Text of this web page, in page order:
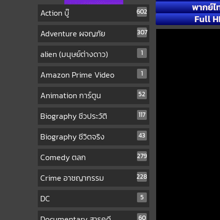
Action บู๊ 602
Adventure ผจญภัย 307
alien (มนุษย์ต่างดาว) 1
Amazon Prime Video 1
Animation การ์ตูน 52
Biography ชีวประวัติ 117
Biography ชีวิตจริง 43
Comedy ตลก 279
Crime อาชญากรรม 228
DC 5
60
พากย์ไ
Full